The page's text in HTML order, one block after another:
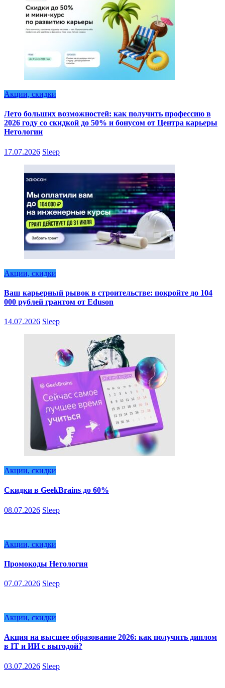
Акции, скидки
Лето больших возможностей: как получить профессию в
2026 году со скидкой до 50% и бонусом от Центра карьеры
Нетологии
17.07.2026 Sleep
Акции, скидки
Ваш карьерный рывок в строительстве: покройте до 104
000 рублей грантом от Eduson
14.07.2026 Sleep
Акции, скидки
Скидки в GeekBrains до 60%
08.07.2026 Sleep
Акции, скидки
Промокоды Нетология
07.07.2026 Sleep
Акции, скидки
Акция на высшее образование 2026: как получить диплом
в IT и ИИ с выгодой?
03.07.2026 Sleep